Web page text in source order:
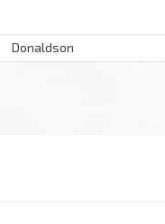
Donaldson